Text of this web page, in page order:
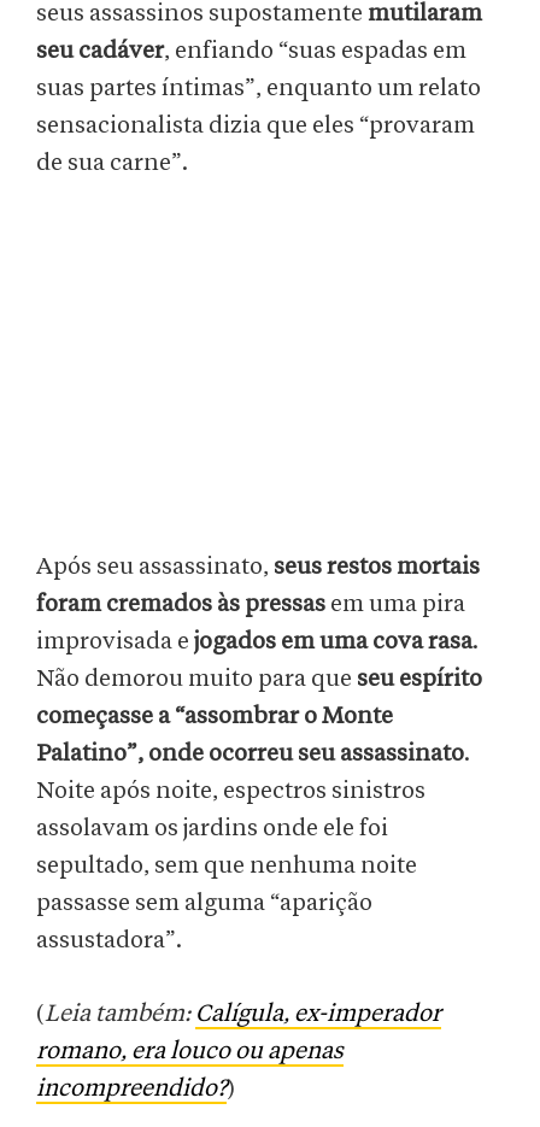
seus assassinos supostamente mutilaram
seu cadáver, enfiando “suas espadas em
suas partes íntimas”, enquanto um relato
sensacionalista dizia que eles “provaram
de sua carne”.
Após seu assassinato, seus restos mortais
foram cremados às pressas em uma pira
improvisada e jogados em uma cova rasa.
Não demorou muito para que seu espírito
começasse a “assombrar o Monte
Palatino”, onde ocorreu seu assassinato.
Noite após noite, espectros sinistros
assolavam os jardins onde ele foi
sepultado, sem que nenhuma noite
passasse sem alguma “aparição
assustadora”.
(Leia também: Calígula, ex-imperador
romano, era louco ou apenas
incompreendido?)